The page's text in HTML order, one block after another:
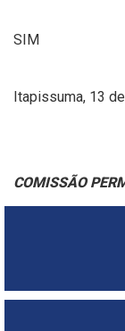
SIM
Itapissuma, 13
COMISSÃO